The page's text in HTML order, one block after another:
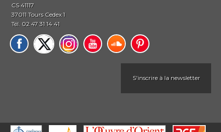
CS 41117
37011 Tours Cedex 1
Tél. 02 47 31 14 41
S'inscrire à la newsletter